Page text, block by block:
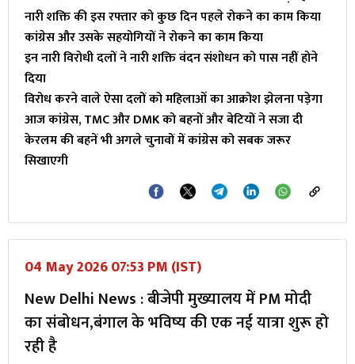
नारी शक्ति की इस रफ्तार को कुछ दिन पहले रोकने का काम किया
कांग्रेस और उसके सहयोगियों ने रोकने का काम किया
इन नारी विरोधी दलों ने नारी शक्ति वंदन संशोधन को पास नहीं होने
दिया
विरोध करने वाले ऐसा दलों को महिलाओं का आक्रोश झेलना पड़ेगा
आज कांग्रेस, TMC और DMK को बहनों और बेटियों ने सजा दी
केरलम की बहनें भी अगले चुनावों में कांग्रेस को सबक जरूर
सिखाएगी
04 May 2026 07:53 PM (IST)
New Delhi News : बीजेपी मुख्यालय में PM मोदी
का संबोधन,बंगाल के भविष्य की एक नई यात्रा शुरू हो
रही है